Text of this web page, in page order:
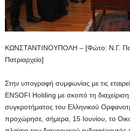
ΚΩΝΣΤΑΝΤΙΝΟΥΠΟΛΗ – [Φώτο: Ν.Γ.
Πατριαρχείο]
Στην υπογραφή συμφωνίας με τις
ENSOFI Holding με σκοπό τη διαχείριση
συγκροτήματος του Ελληνικού
προχώρησε, σήμερα, 15 Ιουνίου, το